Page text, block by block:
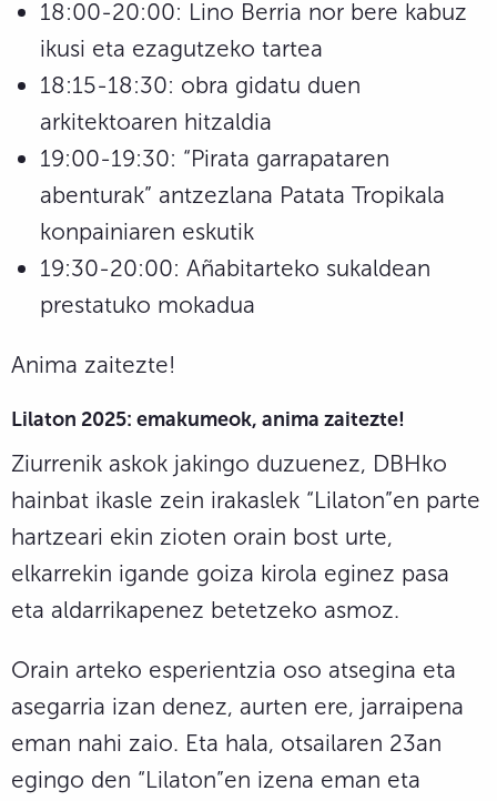
18:00-20:00: Lino Berria nor bere kabuz
ikusi eta ezagutzeko tartea
18:15-18:30: obra gidatu duen
arkitektoaren hitzaldia
19:00-19:30: “Pirata garrapataren
abenturak” antzezlana Patata Tropikala
konpainiaren eskutik
19:30-20:00: Añabitarteko sukaldean
prestatuko mokadua
Anima zaitezte!
Lilaton 2025: emakumeok, anima zaitezte!
Ziurrenik askok jakingo duzuenez, DBHko
hainbat ikasle zein irakaslek “Lilaton”en parte
hartzeari ekin zioten orain bost urte,
elkarrekin igande goiza kirola eginez pasa
eta aldarrikapenez betetzeko asmoz.
Orain arteko esperientzia oso atsegina eta
asegarria izan denez, aurten ere, jarraipena
eman nahi zaio. Eta hala, otsailaren 23an
egingo den “Lilaton”en izena eman eta